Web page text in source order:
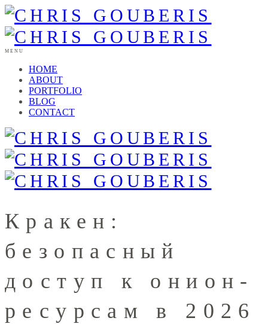
MENU
HOME
ABOUT
PORTFOLIO
BLOG
CONTACT
Кракен:
безопасный
доступ к онион-
ресурсам в 2026